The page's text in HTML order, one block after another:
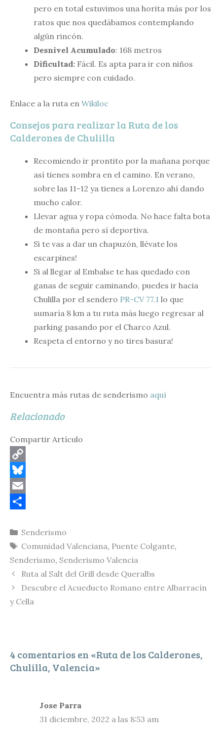
pero en total estuvimos una horita más por los
ratos que nos quedábamos contemplando
algún rincón.
Desnivel Acumulado: 168 metros
Dificultad: Fácil. Es apta para ir con niños
pero siempre con cuidado.
Enlace a la ruta en Wikiloc
Consejos para realizar la Ruta de los
Calderones de Chulilla
Recomiendo ir prontito por la mañana porque
así tienes sombra en el camino. En verano,
sobre las 11-12 ya tienes a Lorenzo ahí dando
mucho calor.
Llevar agua y ropa cómoda. No hace falta bota
de montaña pero sí deportiva.
Si te vas a dar un chapuzón, llévate los
escarpines!
Si al llegar al Embalse te has quedado con
ganas de seguir caminando, puedes ir hacia
Chulilla por el sendero PR-CV 77.1 lo que
sumaría 8 km a tu ruta más luego regresar al
parking pasando por el Charco Azul.
Respeta el entorno y no tires basura!
Encuentra más rutas de senderismo aquí
Relacionado
Compartir Artículo
C
o
p
L
i
n
B
e
s
k
E
a
i
l
o
m
p
Categorías
Senderismo
Etiquetas
Comunidad Valenciana, Puente Colgante,
Senderismo, Senderismo Valencia
Ruta al Salt del Grill desde Queralbs
Descubre el Acueducto Romano entre Albarracín
y Cella
4 comentarios en «Ruta de los Calderones,
Chulilla, Valencia»
Jose Parra
31 diciembre, 2022 a las 8:53 am